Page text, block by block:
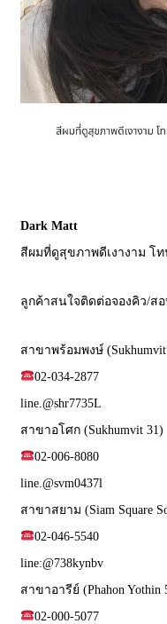
Dark Matt
สีผมที่ดูสุขภาพดีเงางาม โ
ลูกค้าสนใจติดต่อจองคิว/ส
สาขาพร้อมพงษ์ (Sukhumvit
02-034-2877
line.@shr7735L
สาขาอโศก (Sukhumvit 31)
02-006-8080
line.@svm0437l
สาขาสยาม (Siam Square
02-046-5540
line:@738kynbv
สาขาอารีย์ (Phahon Yothin
02-000-5077